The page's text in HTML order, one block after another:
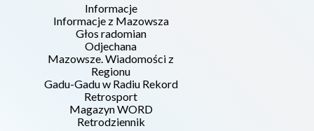
Informacje
Informacje z Mazowsza
Głos radomian
Odjechana
Mazowsze. Wiadomości z
Regionu
Gadu-Gadu w Radiu Rekord
Retrosport
Magazyn WORD
Retrodziennik